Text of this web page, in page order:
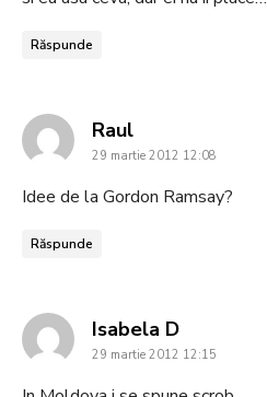
Răspunde
Raulsays:
29 martie 2012 12:08
Idee de la Gordon Ramsay?
Răspunde
Isabela Dsays:
29 martie 2012 12:15